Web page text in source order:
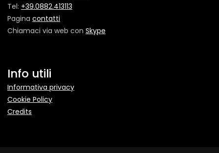
Tel: +39.0882.413113
Pagina contatti
Chiamaci via web con Skype
Info utili
Informativa privacy
Cookie Policy
Credits